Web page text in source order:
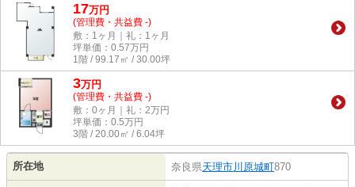
17万円
(管理費・共益費 -)
敷：1ヶ月｜礼：1ヶ月
坪単価： 0.57万円
1階 / 99.17㎡ / 30.00坪
3万円
(管理費・共益費 -)
敷：0ヶ月｜礼：2万円
坪単価： 0.5万円
3階 / 20.00㎡ / 6.04坪
所在地 奈良県天理市川原城町870